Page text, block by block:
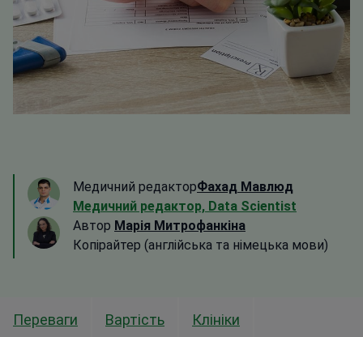
Медичний редакторФахад Мавлюд
Медичний редактор, Data Scientist
Автор Марія Митрофанкіна
Копірайтер (англійська та німецька мови)
Переваги Вартість Клініки